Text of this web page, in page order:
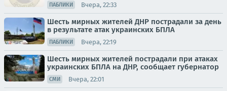
ПАБЛИКИ Вчера, 22:33
Шесть мирных жителей ДНР пострадали за день
в результате атак украинских БПЛА
ПАБЛИКИ Вчера, 22:19
Шесть мирных жителей пострадали при атаках
украинских БПЛА на ДНР, сообщает губернатор
СМИ Вчера, 22:01